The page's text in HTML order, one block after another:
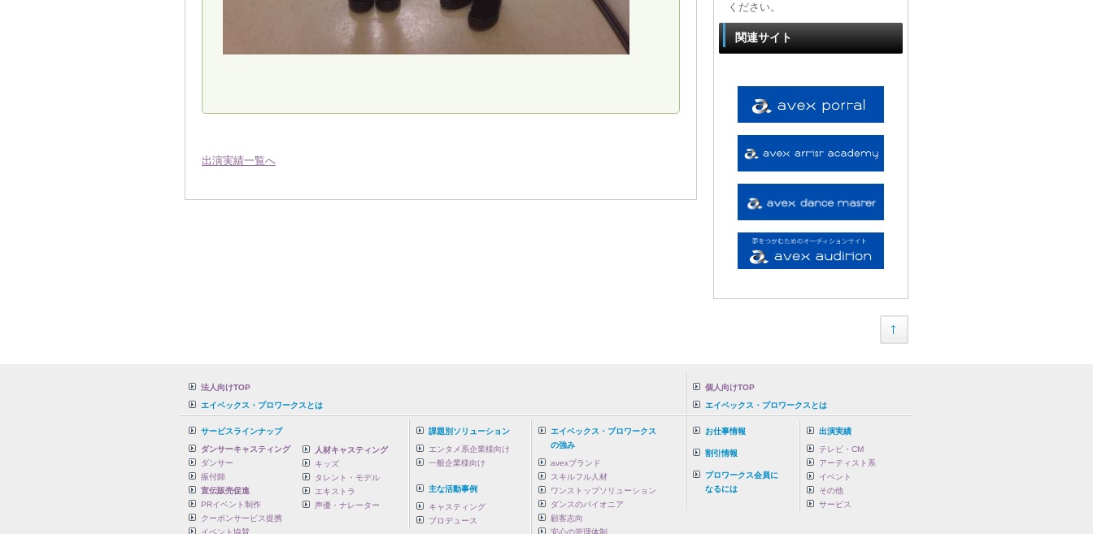
出演実績一覧へ
ください。
関連サイト
法人向けTOP
エイベックス・プロワークスとは
サービスラインナップ
ダンサーキャスティング
ダンサー
振付師
宣伝販売促進
PRイベント制作
クーポンサービス提携
イベント協賛
人材キャスティング
キッズ
タレント・モデル
エキストラ
声優・ナレーター
課題別ソリューション
エンタメ系企業様向け
一般企業様向け
主な活動事例
キャスティング
プロデュース
エイベックス・プロワークス
の強み
avexブランド
スキルフル人材
ワンストップソリューション
ダンスのパイオニア
顧客志向
安心の管理体制
個人向けTOP
エイベックス・プロワークスとは
お仕事情報
割引情報
プロワークス会員に
なるには
出演実績
テレビ・CM
アーティスト系
イベント
その他
サービス